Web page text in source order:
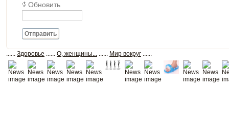
Обновить
Отправить
...... Здоровье ...... О, женщины... ...... Мир вокруг ......